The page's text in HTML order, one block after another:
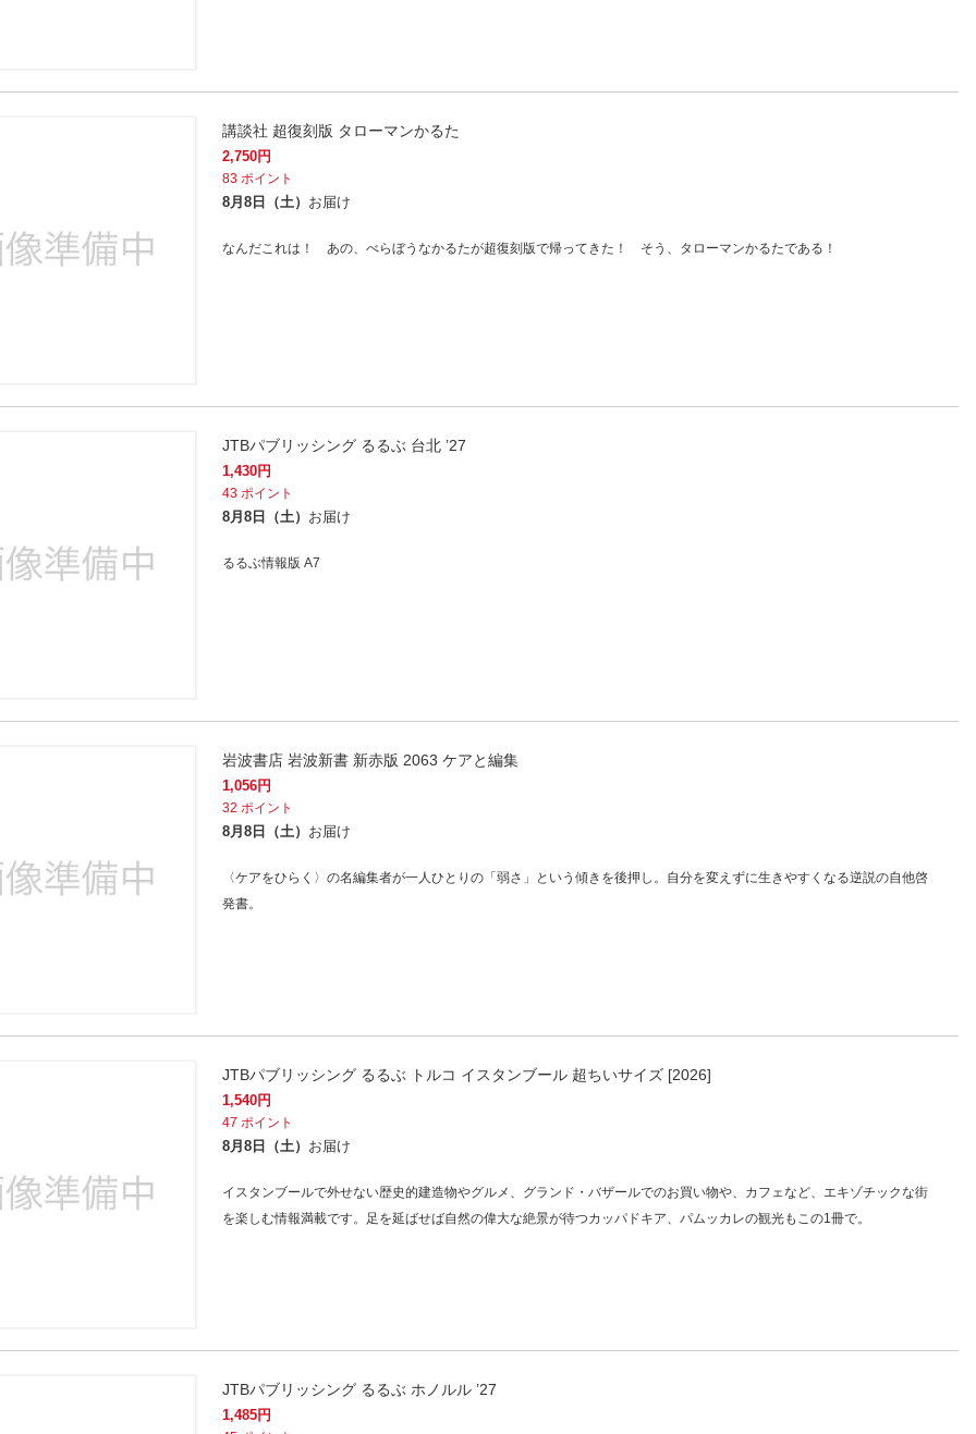
講談社 超復刻版 タローマンかるた
2,750円
83 ポイント
8月8日（土） お届け
なんだこれは！ あの、べらぼうなかるたが超復刻版で帰ってきた！ そう、タローマンかるたである！
JTBパブリッシング るるぶ 台北 ’27
1,430円
43 ポイント
8月8日（土） お届け
るるぶ情報版 A7
岩波書店 岩波新書 新赤版 2063 ケアと編集
1,056円
32 ポイント
8月8日（土） お届け
〈ケアをひらく〉の名編集者が一人ひとりの「弱さ」という傾きを後押し。自分を変えずに生きやすくなる逆説の自他啓
発書。
JTBパブリッシング るるぶ トルコ イスタンブール 超ちいサイズ [2026]
1,540円
47 ポイント
8月8日（土） お届け
イスタンブールで外せない歴史的建造物やグルメ、グランド・バザールでのお買い物や、カフェなど、エキゾチックな街
を楽しむ情報満載です。足を延ばせば自然の偉大な絶景が待つカッパドキア、パムッカレの観光もこの1冊で。
JTBパブリッシング るるぶ ホノルル ’27
1,485円